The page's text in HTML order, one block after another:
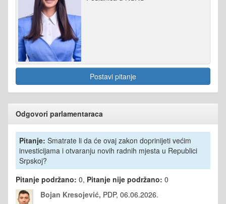
Postavi pitanje
Odgovori parlamentaraca
Pitanje: Smatrate li da će ovaj zakon doprinijeti većim
investicijama i otvaranju novih radnih mjesta u Republici
Srpskoj?
Pitanje podržano: 0, Pitanje nije podržano: 0
Bojan Kresojević, PDP, 06.06.2026.